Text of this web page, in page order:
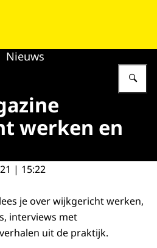
Jeugd & Gezin
Nieuws
werken en
| 15:22
je over wijkgericht werken,
interviews met
uit de praktijk.